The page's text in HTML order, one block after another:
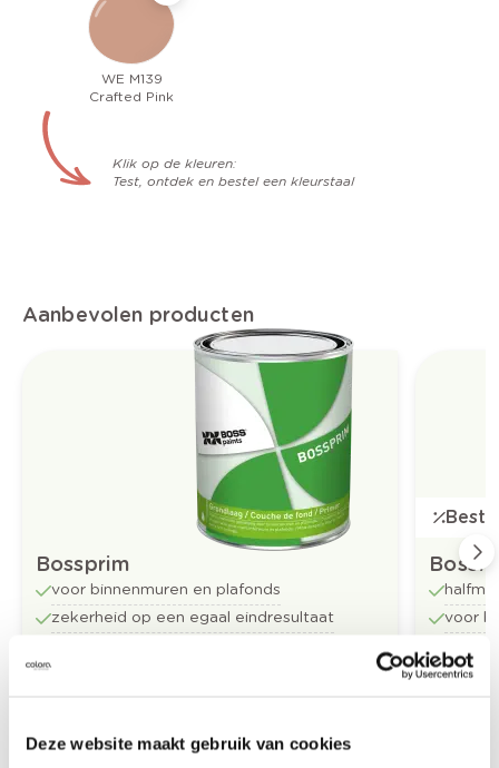
Deze website maakt gebruik van cookies
WE M139
Crafted Pink
Klik op de kleuren:
Test, ontdek en bestel een kleurstaal
Aanbevolen producten
Bossprim
voor binnenmuren en plafonds
zekerheid op een egaal eindresultaat
voor